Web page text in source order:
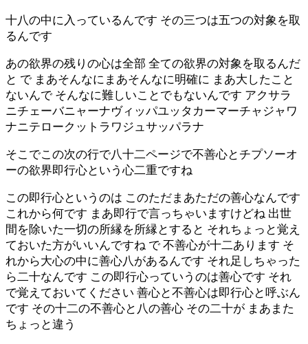
十八の中に入っているんです その三つは五つの対象を取
るんです
あの欲界の残りの心は全部 全ての欲界の対象を取るんだ
と で まあそんなにまあそんなに明確に まあ大したこと
ないんで そんなに難しいことでもないんです アクサラ
ニチェーバニャーナヴィッパユッタカーマーチャジャワ
ナニテロークットラワジュサッパラナ
そこでこの次の行で八十二ページで不善心とチプソーオ
ーの欲界即行心という心二重ですね
この即行心というのは このただまあただの善心なんです
これから何です まあ即行で言っちゃいますけどね 出世
間を除いた一切の所縁を所縁とすると それちょっと覚え
ておいた方がいいんですね で 不善心が十二あります そ
れから大心の中に善心八があるんです それ足しちゃった
ら二十なんです この即行心っていうのは善心です それ
で覚えておいてください 善心と不善心は即行心と呼ぶん
です その十二の不善心と八の善心 その二十が まあまた
ちょっと違う